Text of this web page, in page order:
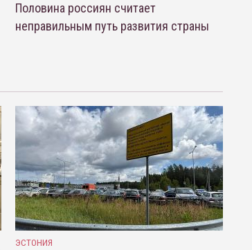
Половина россиян считает
неправильным путь развития страны
ЭСТОНИЯ